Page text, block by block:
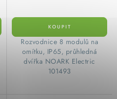
Rozvodnice 8 modulů na
omítku, IP65, průhledná
dvířka NOARK Electric
101493